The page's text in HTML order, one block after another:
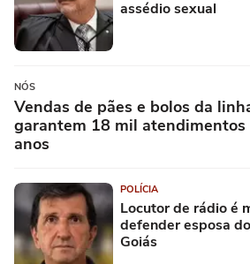
assédio sexual
NÓS
Vendas de pães e bolos da
garantem 18 mil atendimentos
anos
POLÍCIA
Locutor de rádio é
defender esposa
Goiás